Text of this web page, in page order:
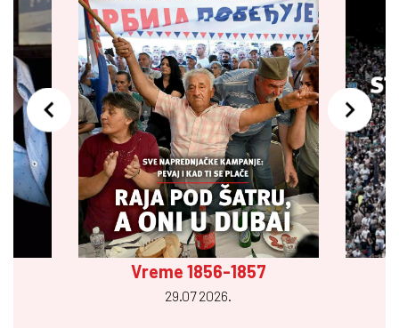
Vreme 1856-1857
29.07 2026.